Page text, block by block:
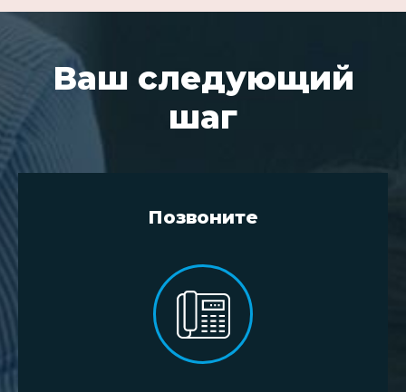
Ваш следующий
шаг
Позвоните